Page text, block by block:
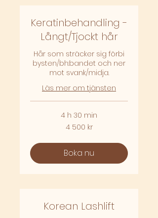
Keratinbehandling -
Långt/Tjockt hår
Hår som sträcker sig förbi
bysten/bh:bandet och ner
mot svank/midja.
Läs mer om tjänsten
4 h 30 min
4 500 kr
Boka nu
Korean Lashlift